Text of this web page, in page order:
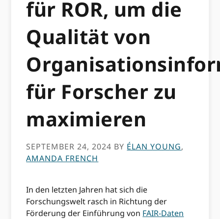
für ROR, um die
Qualität von
für Forscher zu
maximieren
SEPTEMBER 24, 2024 BY ÉLAN YOUNG,
AMANDA FRENCH
In den letzten Jahren hat sich die
Forschungswelt rasch in Richtung der
Förderung der Einführung von FAIR-Daten